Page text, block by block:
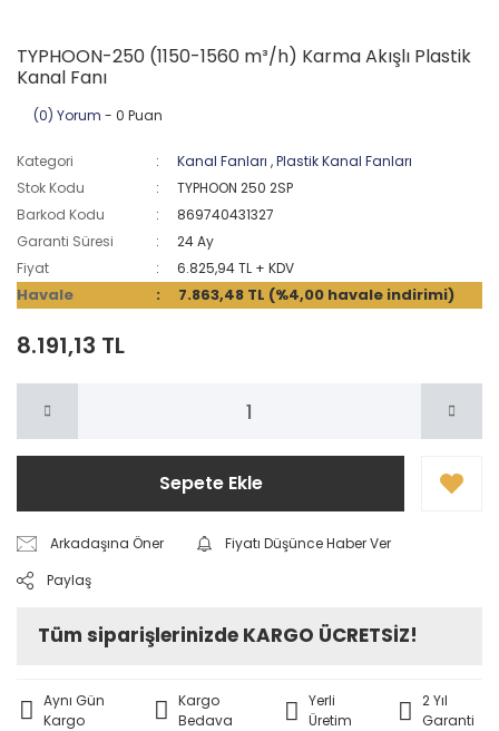
TYPHOON-250 (1150-1560 m³/h) Karma Akışlı Plastik
Kanal Fanı
(0) Yorum - 0 Puan
Kategori Kanal Fanları ,Plastik Kanal Fanları
Stok Kodu
TYPHOON 250 2SP
Barkod Kodu
869740431327
Garanti Süresi
24 Ay
Fiyat
6.825,94 TL + KDV
Havale 7.863,48 TL (%4,00 havale indirimi)
8.191,13 TL
Sepete Ekle
Arkadaşına Öner
Fiyatı Düşünce Haber Ver
Paylaş
Tüm siparişlerinizde KARGO ÜCRETSİZ!
Aynı Gün
Kargo
Kargo
Bedava
Yerli
Üretim
2 Yıl
Garanti